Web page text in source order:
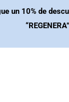
un 10% de